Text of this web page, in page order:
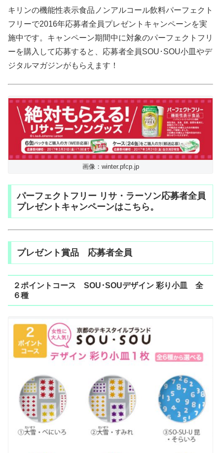
キリンの機能性表示食品ノンアルコール飲料パーフェクト
フリーで2016年応募者全員プレゼントキャンペーンを実
施中です。キャンペーン期間中に対象のパーフェクトフリ
ーを購入して応募すると、応募者全員SOU･SOU小皿やデ
ジタルマガジンがもらえます！
画像：winter.pfcp.jp
パーフェクトフリー リサ・ラーソン応募者全員
プレゼントキャンペーンはこちら。
プレゼント賞品 応募者全員
２ポイントコース SOU･SOUデザイン 彩り小皿 全
６種